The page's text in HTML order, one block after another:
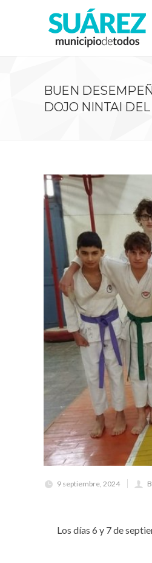
BUEN
DOJO NINTAI
9 septiembre, 2024
Los días 6 y 7 de